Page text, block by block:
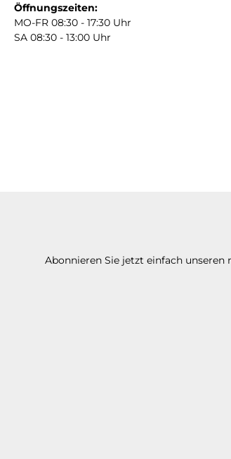
Öffnungszeiten:
MO-FR 08:30 - 17:30 Uhr
SA 08:30 - 13:00 Uhr
Abonnieren Sie jetzt einfach